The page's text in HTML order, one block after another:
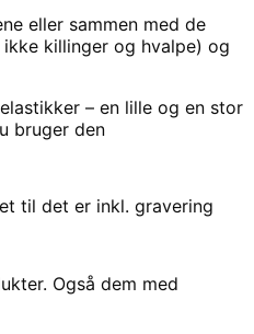
eller sammen med de
killinger og hvalpe) og
– en lille og en stor
bruger den
til det er inkl. gravering
Også dem med